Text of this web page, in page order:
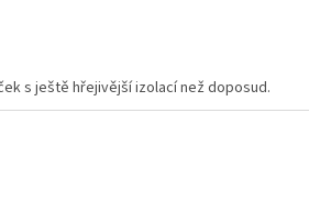
s ještě hřejivější izolací než doposud.